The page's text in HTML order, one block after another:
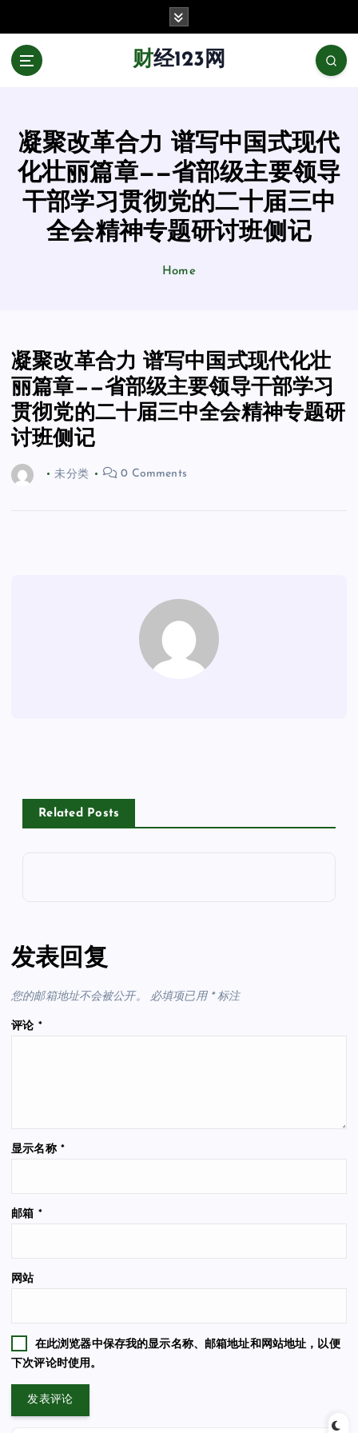
财经123网
凝聚改革合力 谱写中国式现代
化壮丽篇章——省部级主要领导
干部学习贯彻党的二十届三中
全会精神专题研讨班侧记
Home
凝聚改革合力 谱写中国式现代化壮
丽篇章——省部级主要领导干部学习
贯彻党的二十届三中全会精神专题研
讨班侧记
未分类 0 Comments
Related Posts
发表回复
您的邮箱地址不会被公开。 必填项已用 *标注
评论 *
显示名称 *
邮箱 *
网站
在此浏览器中保存我的显示名称、邮箱地址和网站地址，以便
下次评论时使用。